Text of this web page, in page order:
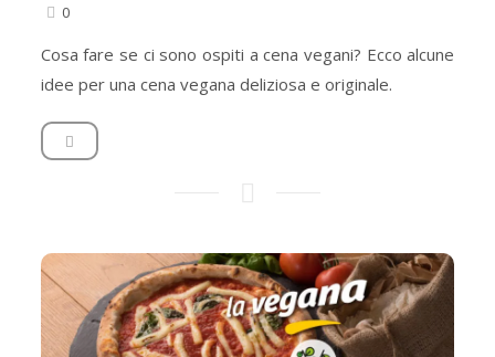
0
Cosa fare se ci sono ospiti a cena vegani? Ecco alcune
idee per una cena vegana deliziosa e originale.